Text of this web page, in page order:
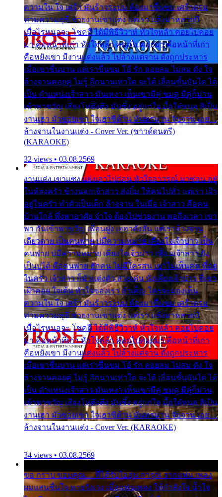
ความใน ใจ เศร้า มันร้าวระบม ต้องมาขื่นขม เศร้าตรม
ท่ามความสุขี ช่วยงานเขาแต่ง แต่เรา แล้งมาหลายปี
เมื่อไรหนอจะ โชคดี ได้มีพิธีวิวาห์ หัวใจหล้า คอยไปคอย
มา คือหน้าที่เก่า หัวใจหล้า คอยไปคอยมา คือหน้าที่เก่า
คือหยังเขา มีงานแต่งแล้ว ไปล้างแต่จาน ดั่งถูกประหาร
เมื่อเขาชื่นบาน แต่เราขื่นขม โอ้ รัก ลอยลม ไม่สม ดัง ใจ
ล้างจานคอยคู่ ไม่รู้ อีกนานเท่าใด จะได้ เลื่อนขั้นบันได ได้
เป็น ตำแหน่งเจ้าสาว มันเหงา เห็นเขามีคู่ ซมดู มีคู่ก็ม่วน
เข้าพาขวัญ เสียงโห่ตึงตึง มันซึ้ง อยู่แก่ใจ มื้อใด๋หนอ สิเป็น
งานเฮา มัวซอยเขา ใจเฮาซิด้าน มันทรมาน จับจาน เอย…
ล้างจานในงานแต่ง - Cover Ver. (ซาวด์ดนตรี)
(KARAOKE)
32 views • 03.08.2569
งานแต่ง เขาแซง แย่งเอาไปก่อน หัวใจอาวรณ์ มาซ่อน อยู่
ในห้องครัว ข้างนอกเจ้าสาว ส่งยิ้ม ให้คนไปทั่ว แต่เรา เฝ้า
อยู่ในครัว ทำตัวเป็นเด็ก ล้างจาน ในเมื่อ เจ้าสาว คือคน
บ้านใกล้ พึ่งพาอาศัย จำใจ ต้องไปช่วยงาน พอถึงเวลา เขา
พา กันเข้าพาขวัญ เพื่อนฝูง เฮฮาดังลั่น แต่เราล้างจาน
เดียวดาย เป็นคนพ่าย บ่มีความหมาย เคียงใจเจ้าบ่าว เป็น
คนพ่าย บ่มีความหมาย เคียงใจเจ้าบ่าว เพื่อนเจ้าสาว ยัง
เป็นบ่ได้ คือคนพ่าย ฮักคน ไม่มีใครสน เขาไม่เห็นคน ที่อยู่
ในครัว เจ้าสาว ก็มัวแต่งตัว สวยเด่น นั่งเคียงเจ้าบ่าว ที่เขา
เฝ้าคอย ใจเต้น หัวใจของเรา ลำเค็ญ ใครจะมองเห็น
ความใน ใจ เศร้า มันร้าวระบม ต้องมาขื่นขม เศร้าตรม
ท่ามความสุขี ช่วยงานเขาแต่ง แต่เรา แล้งมาหลายปี
เมื่อไรหนอจะ โชคดี ได้มีพิธีวิวาห์ หัวใจหล้า คอยไปคอย
มา คือหน้าที่เก่า หัวใจหล้า คอยไปคอยมา คือหน้าที่เก่า
คือหยังเขา มีงานแต่งแล้ว ไปล้างแต่จาน ดั่งถูกประหาร
เมื่อเขาชื่นบาน แต่เราขื่นขม โอ้ รัก ลอยลม ไม่สม ดัง ใจ
ล้างจานคอยคู่ ไม่รู้ อีกนานเท่าใด จะได้ เลื่อนขั้นบันได ได้
เป็น ตำแหน่งเจ้าสาว มันเหงา เห็นเขามีคู่ ซมดู มีคู่ก็ม่วน
เข้าพาขวัญ เสียงโห่ตึงตึง มันซึ้ง อยู่แก่ใจ มื้อใด๋หนอ สิเป็น
งานเฮา มัวซอยเขา ใจเฮาซิด้าน มันทรมาน จับจาน เอย…
ล้างจานในงานแต่ง - Cover Ver. (KARAOKE)
34 views • 03.08.2569
ขอ กราบ ขอบคุณ.... ที่ได้รับไออุ่น การุณ จากแฟน เพลง
ผมแสนชื่นใจ หายวังเวง เมื่อแฟนเพลง ให้กำลังใจ น้ำใจ